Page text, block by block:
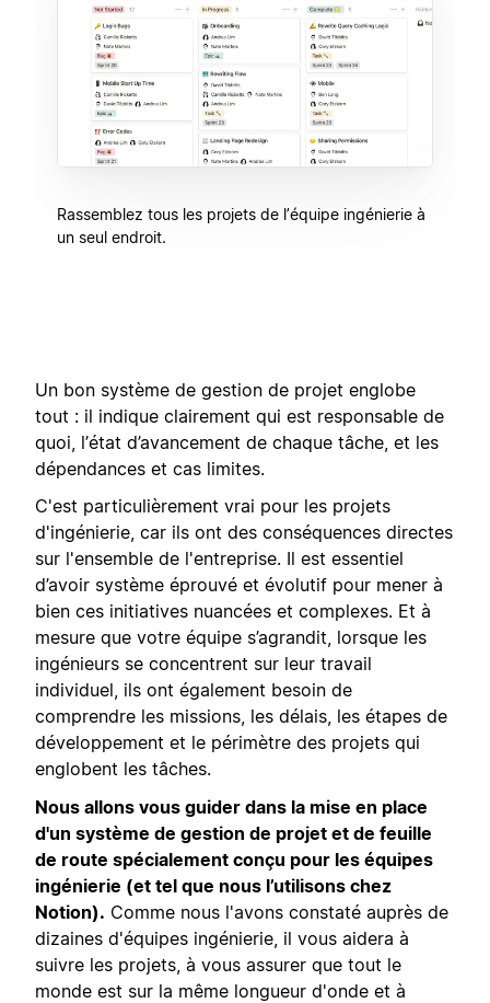
Rassemblez tous les projets de l’équipe ingénierie à
un seul endroit.
Un bon système de gestion de projet englobe
tout : il indique clairement qui est responsable de
quoi, l’état d’avancement de chaque tâche, et les
dépendances et cas limites.
C'est particulièrement vrai pour les projets
d'ingénierie, car ils ont des conséquences directes
sur l'ensemble de l'entreprise. Il est essentiel
d’avoir système éprouvé et évolutif pour mener à
bien ces initiatives nuancées et complexes. Et à
mesure que votre équipe s’agrandit, lorsque les
ingénieurs se concentrent sur leur travail
individuel, ils ont également besoin de
comprendre les missions, les délais, les étapes de
développement et le périmètre des projets qui
englobent les tâches.
Nous allons vous guider dans la mise en place
d'un système de gestion de projet et de feuille
de route spécialement conçu pour les équipes
ingénierie (et tel que nous l’utilisons chez
Notion). Comme nous l'avons constaté auprès de
dizaines d'équipes ingénierie, il vous aidera à
suivre les projets, à vous assurer que tout le
monde est sur la même longueur d'onde et à